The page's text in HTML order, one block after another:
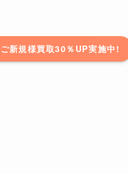
ご新規様買取30％UP実施中!